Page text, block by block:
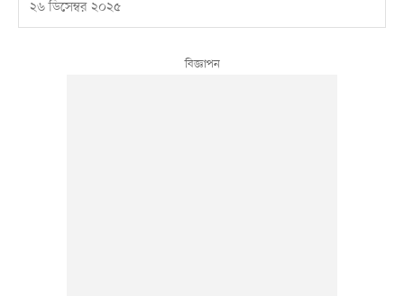
২৬ ডিসেম্বর ২০২৫